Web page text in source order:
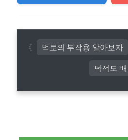
덕적도
먹토의 부작용 알아보자